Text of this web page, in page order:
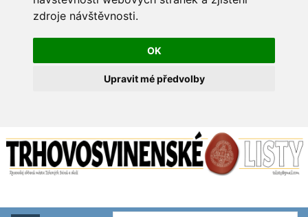
zdroje návštěvnosti.
OK
Upravit mé předvolby